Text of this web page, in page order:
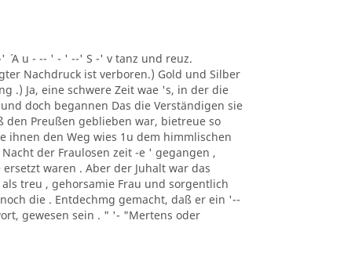
A u - -- ' - ' --' S -' v tanz und reuz.
Nachdruck ist verboren.) Gold und Silber
.) Ja, eine schwere Zeit wae 's, in der die
doch begannen Das die Verständigen sie
den Preußen geblieben war, bietreue so
ihnen den Weg wies 1u dem himmlischen
der Fraulosen zeit -e ' gegangen ,
waren . Aber der Juhalt war das
treu , gehorsamie Frau und sorgentlich
die . Entdechmg gemacht, daß er ein '--
gewesen sein . " '- "Mertens oder